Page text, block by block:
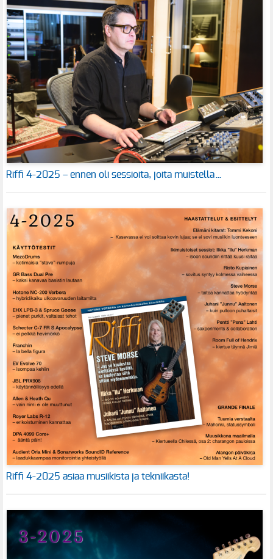
Riffi 4-2025 – ennen oli sessioita, joita muistella…
Riffi 4-2025 asiaa musiikista ja tekniikasta!